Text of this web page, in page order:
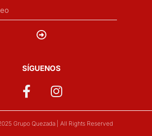
SÍGUENOS
Grupo Quezada | All Rights Reserved